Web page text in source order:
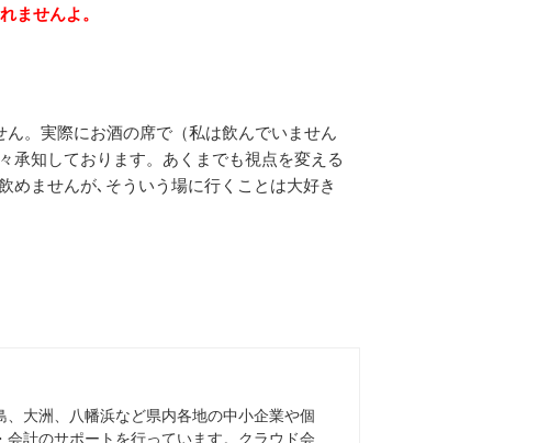
ませんよ。
。実際にお酒の席で（私は飲んでいません
承知しております。あくまでも視点を変える
めませんが､そういう場に行くことは大好き
大洲、八幡浜など県内各地の中小企業や個
計のサポートを行っています。 クラウド会